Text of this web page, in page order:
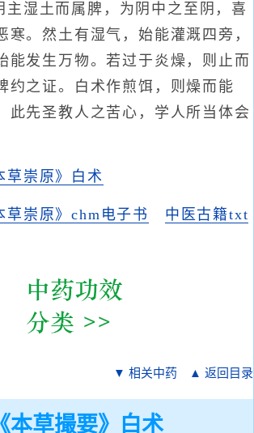
湿土而属脾，为阴中之至阴，喜
寒。然土有湿气，始能灌溉四旁，
能发生万物。若过于炎燥，则止而
约之证。白术作煎饵，则燥而能
此先圣教人之苦心，学人所当体会
草崇原》白术
草崇原》chm电子书
中医古籍txt
▼ 相关中药 ▲ 返回目录
《本草撮要》白术